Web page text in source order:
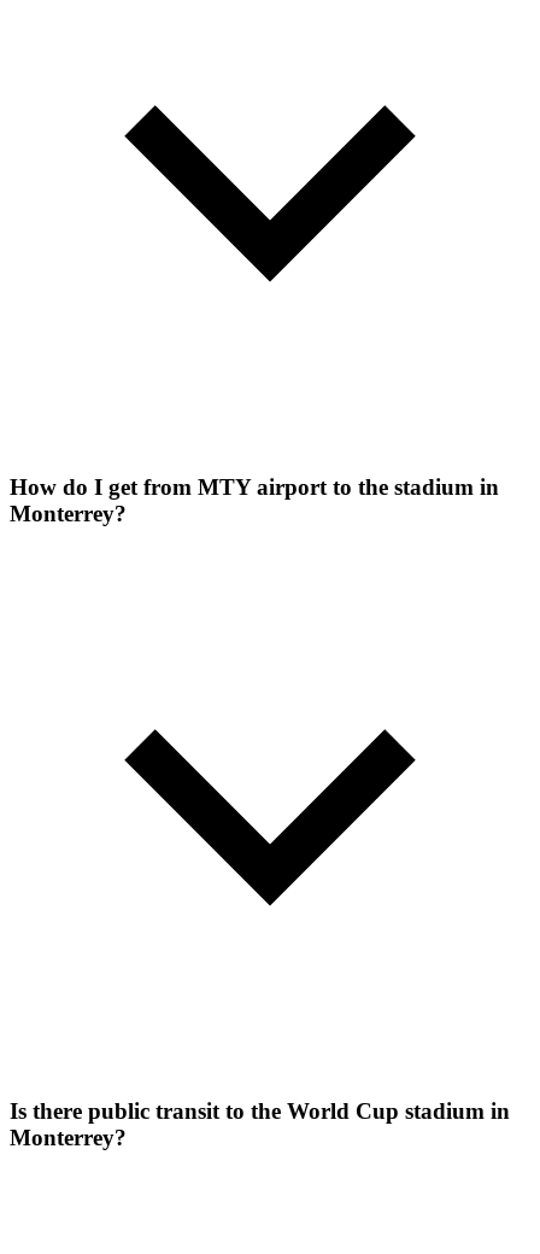
How do I get from MTY airport to the stadium in
Monterrey?
Is there public transit to the World Cup stadium in
Monterrey?